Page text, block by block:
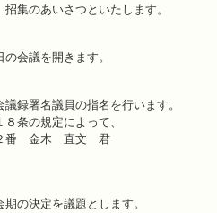
集のあいさつといたします。
会議を開きます。
録署名議員の指名を行います。
条の規定によって、
木 直文 君
の決定を議題とします。